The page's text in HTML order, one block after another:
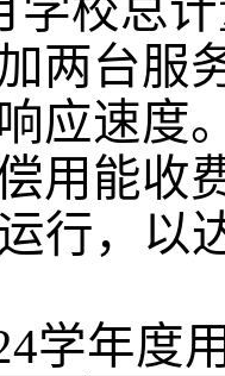
学校总
两台服
应速度
用能收
行，以
学年度